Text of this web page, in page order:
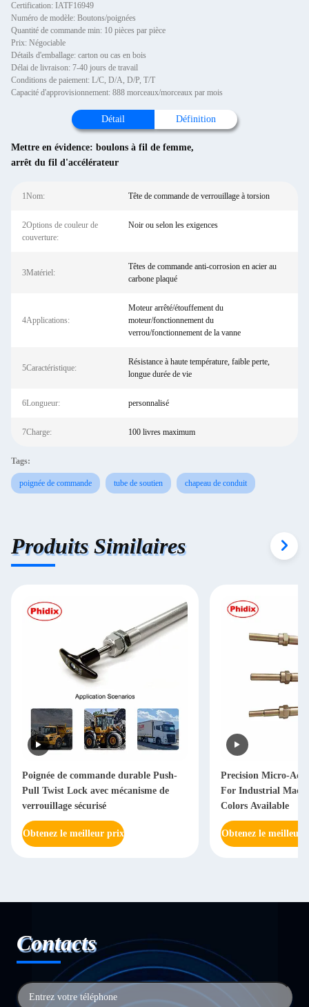
Certification: IATF16949
Numéro de modèle: Boutons/poignées
Quantité de commande min: 10 pièces par pièce
Prix: Négociable
Détails d'emballage: carton ou cas en bois
Délai de livraison: 7-40 jours de travail
Conditions de paiement: L/C, D/A, D/P, T/T
Capacité d'approvisionnement: 888 morceaux/morceaux par mois
Détail Définition
Mettre en évidence: boulons à fil de femme,
arrêt du fil d'accélérateur
1Nom: Tête de commande de verrouillage à torsion
2Options de couleur de
couverture:
Noir ou selon les exigences
3Matériel:
Têtes de commande anti-corrosion en acier au
carbone plaqué
4Applications:
Moteur arrêté/étouffement du
moteur/fonctionnement du
verrou/fonctionnement de la vanne
5Caractéristique:
Résistance à haute température, faible perte,
longue durée de vie
6Longueur: personnalisé
7Charge: 100 livres maximum
Tags:
poignée de commande tube de soutien chapeau de conduit
Produits Similaires
Poignée de commande durable Push-
Pull Twist Lock avec mécanisme de
verrouillage sécurisé
Obtenez le meilleur prix
Precision Micro-
For Industrial
Colors Available
Obtenez le meilleur
Contacts